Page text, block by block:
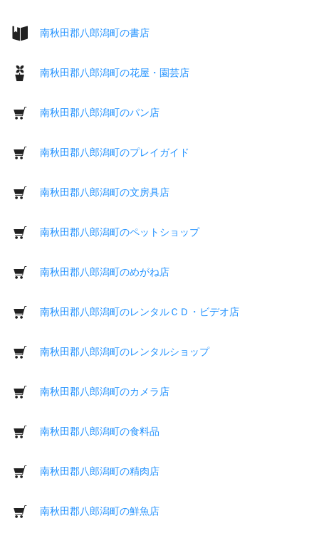
南秋田郡八郎潟町の書店
南秋田郡八郎潟町の花屋・園芸店
南秋田郡八郎潟町のパン店
南秋田郡八郎潟町のプレイガイド
南秋田郡八郎潟町の文房具店
南秋田郡八郎潟町のペットショップ
南秋田郡八郎潟町のめがね店
南秋田郡八郎潟町のレンタルＣＤ・ビデオ店
南秋田郡八郎潟町のレンタルショップ
南秋田郡八郎潟町のカメラ店
南秋田郡八郎潟町の食料品
南秋田郡八郎潟町の精肉店
南秋田郡八郎潟町の鮮魚店